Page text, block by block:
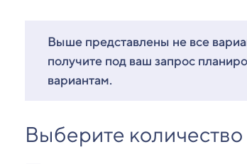
Выше представлены не все
получите под ваш запрос
вариантам.
Выберите